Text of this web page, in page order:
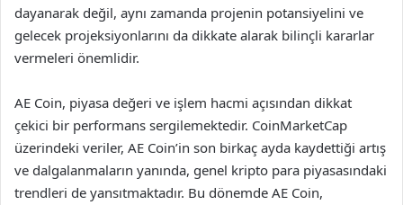
dayanarak değil, aynı zamanda projenin potansiyelini ve
gelecek projeksiyonlarını da dikkate alarak bilinçli kararlar
vermeleri önemlidir.
AE Coin, piyasa değeri ve işlem hacmi açısından dikkat
çekici bir performans sergilemektedir. CoinMarketCap
üzerindeki veriler, AE Coin’in son birkaç ayda kaydettiği artış
ve dalgalanmaların yanında, genel kripto para piyasasındaki
trendleri de yansıtmaktadır. Bu dönemde AE Coin,